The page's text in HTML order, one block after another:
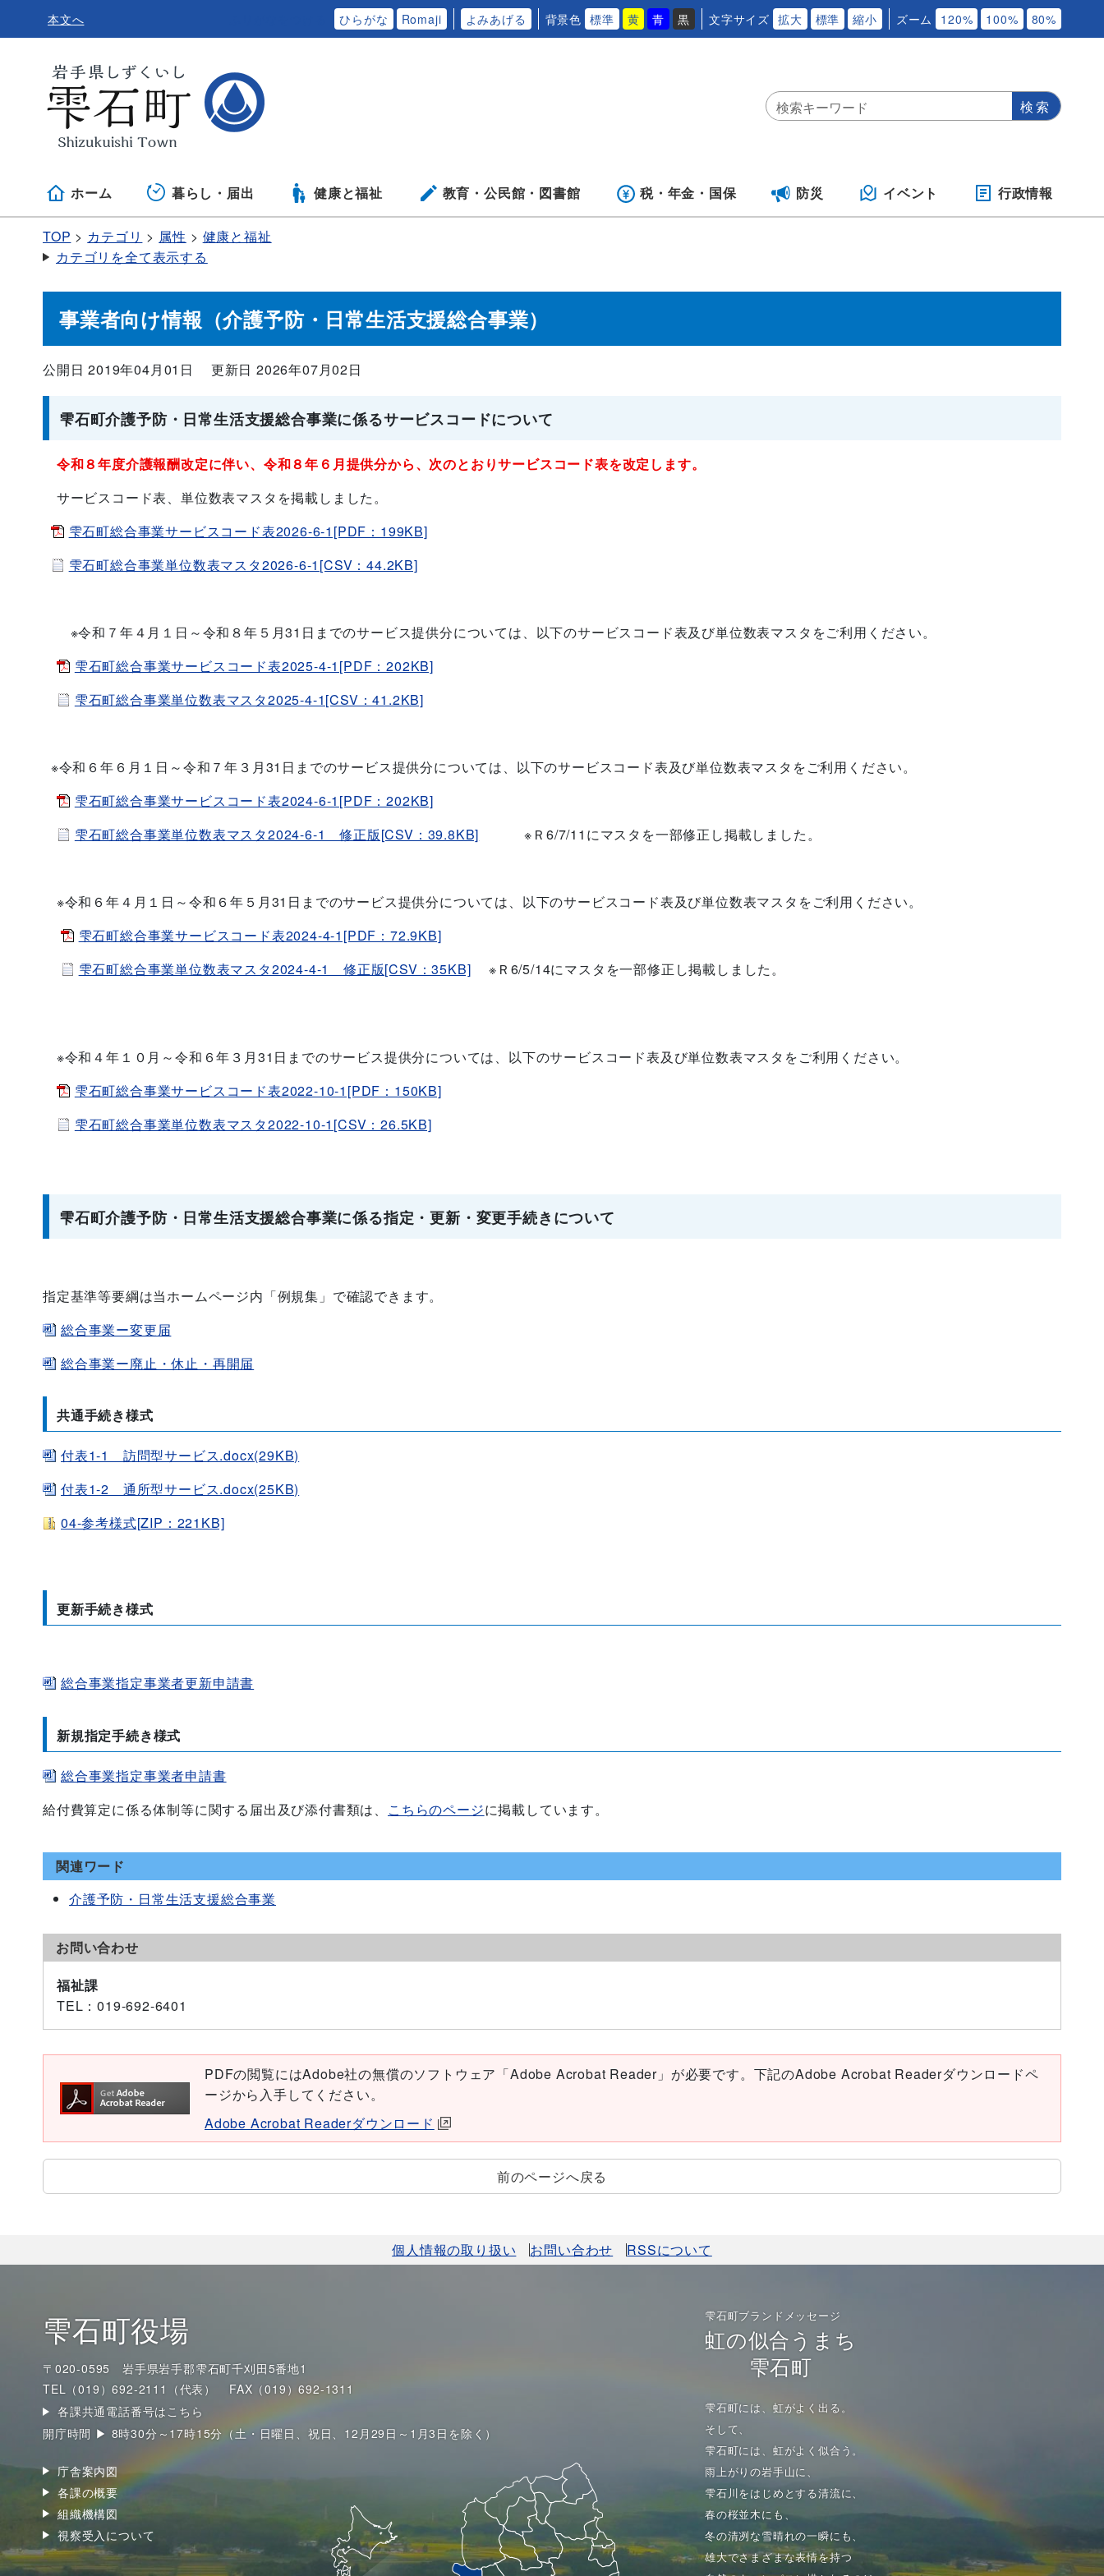
本文へ ひらがな Romaji よみあげる 背景色 標準 黄 青 黒 文字サイズ 拡大 標準 縮小 ズーム 120% 100% 80%
ホーム 暮らし・届出 健康と福祉 教育・公民館・ 図書館 税・年金・ 国保 防災 イベント 行政情報
TOP カテゴリ 属性
健康と福祉
カテゴリを全て表示する
事業者向け情報（介護予防・日常生活支援総合事業）
公開日 2019年04月01日 更新日 2026年07月02日
雫石町介護予防・日常生活支援総合事業に係るサービスコードについて
令和８年度介護報酬改定に伴い、令和８年６月提供分から、次のとおりサービスコード表を改定します。
サービスコード表、単位数表マスタを掲載しました。
雫石町総合事業サービスコード表2026-6-1[PDF：199KB]
雫石町総合事業単位数表マスタ2026-6-1[CSV：44.2KB]
※令和７年４月１日～令和８年５月31日までのサービス提供分については、以下のサービスコード表及び単位数表マスタをご利用ください。
雫石町総合事業サービスコード表2025-4-1[PDF：202KB]
雫石町総合事業単位数表マスタ2025-4-1[CSV：41.2KB]
※令和６年６月１日～令和７年３月31日までのサービス提供分については、以下のサービスコード表及び単位数表マスタをご利用ください。
雫石町総合事業サービスコード表2024-6-1[PDF：202KB]
雫石町総合事業単位数表マスタ2024-6-1 修正版[CSV：39.8KB] ※Ｒ6/7/11にマスタを一部修正し掲載しました。
※令和６年４月１日～令和６年５月31日までのサービス提供分については、以下のサービスコード表及び単位数表マスタをご利用ください。
雫石町総合事業サービスコード表2024-4-1[PDF：72.9KB]
雫石町総合事業単位数表マスタ2024-4-1 修正版[CSV：35KB] ※Ｒ6/5/14にマスタを一部修正し掲載しました。
※令和４年１０月～令和６年３月31日までのサービス提供分については、以下のサービスコード表及び単位数表マスタをご利用ください。
雫石町総合事業サービスコード表2022-10-1[PDF：150KB]
雫石町総合事業単位数表マスタ2022-10-1[CSV：26.5KB]
雫石町介護予防・日常生活支援総合事業に係る指定・更新・変更手続きについて
指定基準等要綱は当ホームページ内「例規集」で確認できます。
総合事業ー変更届
総合事業ー廃止・休止・再開届
共通手続き様式
付表1-1 訪問型サービス.docx(29KB)
付表1-2 通所型サービス.docx(25KB)
04-参考様式[ZIP：221KB]
更新手続き様式
総合事業指定事業者更新申請書
新規指定手続き様式
総合事業指定事業者申請書
給付費算定に係る体制等に関する届出及び添付書類は、 こちらのページに掲載しています。
関連ワード
介護予防・日常生活支援総合事業
お問い合わせ
福祉課
TEL ：019-692-6401
PDFの閲覧にはAdobe社の無償のソフトウェア「Adobe Acrobat Reader」が必要です。下記のAdobe Acrobat Readerダウンロードペ
ージから入手してください。
Adobe Acrobat Readerダウンロード
前のページへ戻る
個人情報の取り扱い お問い合わせ RSSについて
雫石町役場
〒020-0595 岩手県岩手郡雫石町千刈田5番地1
TEL（019）692-2111（代表）
FAX（019）692-1311
各課共通電話番号はこちら
開庁時間 ▶ 8時30分～17時15分（土・日曜日、祝日、12月29日～1月3日を除く）
庁舎案内図
各課の概要
組織機構図
視察受入について
雫石町ブランドメッセージ
虹の似合うまち
雫石町
雫石町には、虹がよく出る。
そして、
雫石町には、虹がよく似合う。
雨上がりの岩手山に、
雫石川をはじめとする清流に、
春の桜並木にも、
冬の清冽な雪晴れの一瞬にも、
雄大でさまざまな表情を持つ